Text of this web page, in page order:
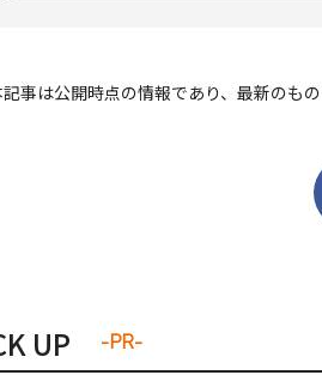
事は公開時点の情報であり、最新のも
UP -PR-